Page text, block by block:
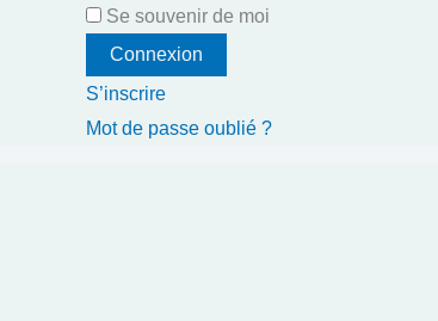
Se souvenir de moi
S’inscrire
Mot de passe oublié ?